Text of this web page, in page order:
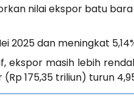
nilai ekspor batu
2025 dan meningkat
ekspor masih lebih
175,35 triliun) turun